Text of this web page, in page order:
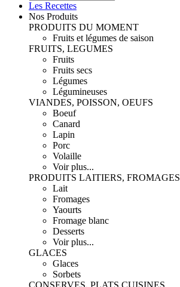
Les Recettes
Nos Produits
PRODUITS DU MOMENT
Fruits et légumes de saison
FRUITS, LEGUMES
Fruits
Fruits secs
Légumes
Légumineuses
VIANDES, POISSON, OEUFS
Boeuf
Canard
Lapin
Porc
Volaille
Voir plus...
PRODUITS LAITIERS, FROMAGES
Lait
Fromages
Yaourts
Fromage blanc
Desserts
Voir plus...
GLACES
Glaces
Sorbets
CONSERVES, PLATS CUISINES